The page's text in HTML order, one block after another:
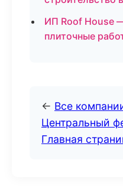
ИП Roof House
плиточные
← Все
Центральный
Главная